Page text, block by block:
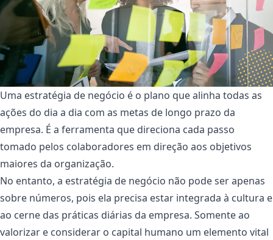
Uma estratégia de negócio é o plano que alinha todas as
ações do dia a dia com as metas de longo prazo da
empresa. É a ferramenta que direciona cada passo
tomado pelos colaboradores em direção aos objetivos
maiores da organização.
No entanto, a estratégia de negócio não pode ser apenas
sobre números, pois ela precisa estar integrada à cultura e
ao cerne das práticas diárias da empresa. Somente ao
valorizar e considerar o capital humano um elemento vital